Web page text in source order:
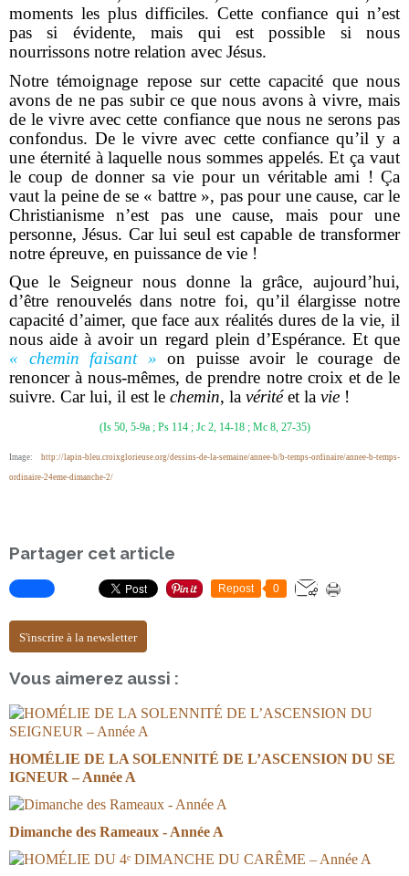
moments les plus difficiles. Cette confiance qui n’est
pas si évidente, mais qui est possible si nous
nourrissons notre relation avec Jésus.
Notre témoignage repose sur cette capacité que nous
avons de ne pas subir ce que nous avons à vivre, mais
de le vivre avec cette confiance que nous ne serons pas
confondus. De le vivre avec cette confiance qu’il y a
une éternité à laquelle nous sommes appelés. Et ça vaut
le coup de donner sa vie pour un véritable ami ! Ça
vaut la peine de se « battre », pas pour une cause, car le
Christianisme n’est pas une cause, mais pour une
personne, Jésus. Car lui seul est capable de transformer
notre épreuve, en puissance de vie !
Que le Seigneur nous donne la grâce, aujourd’hui,
d’être renouvelés dans notre foi, qu’il élargisse notre
capacité d’aimer, que face aux réalités dures de la vie, il
nous aide à avoir un regard plein d’Espérance. Et que
« chemin faisant » on puisse avoir le courage de
renoncer à nous-mêmes, de prendre notre croix et de le
suivre. Car lui, il est le chemin, la véritéet la vie !
(Is 50, 5-9a ; Ps 114 ; Jc 2, 14-18 ; Mc 8, 27-35)
Image: http://lapin-bleu.croixglorieuse.org/dessins-de-la-semaine/annee-b/b-temps-ordinaire/annee-b-temps-
ordinaire-24eme-dimanche-2/
Partager cet article
Repost 0
S'inscrire à la newsletter
Vous aimerez aussi :
HOMÉLIE DE LA SOLENNITÉ DE L’ASCENSION DU SE
IGNEUR – Année A
Dimanche des Rameaux - Année A